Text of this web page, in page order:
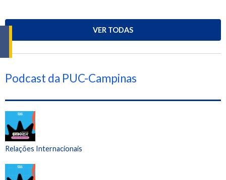
VER TODAS
Podcast da PUC-Campinas
Relações Internacionais